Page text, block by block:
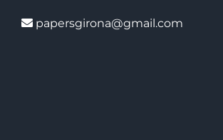
papersgirona@gmail.com